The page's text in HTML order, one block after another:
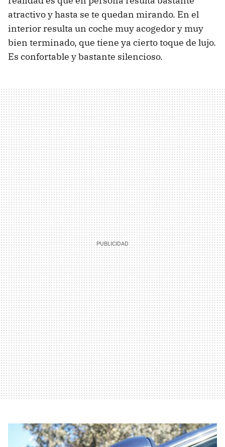
atractivo y hasta se te quedan mirando. En el
interior resulta un coche muy acogedor y muy
bien terminado, que tiene ya cierto toque de lujo.
Es confortable y bastante silencioso.